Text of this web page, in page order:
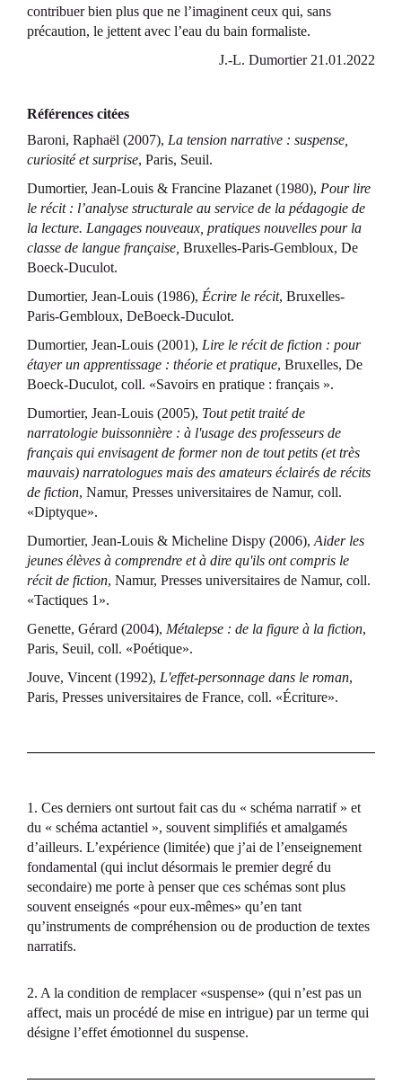
contribuer bien plus que ne l’imaginent ceux qui, sans
précaution, le jettent avec l’eau du bain formaliste.
J.-L. Dumortier 21.01.2022
Références citées
Baroni, Raphaël (2007), La tension narrative : suspense,
curiosité et surprise, Paris, Seuil.
Dumortier, Jean-Louis & Francine Plazanet (1980), Pour lire
le récit : l’analyse structurale au service de la pédagogie de
la lecture. Langages nouveaux, pratiques nouvelles pour la
classe de langue française, Bruxelles-Paris-Gembloux, De
Boeck-Duculot.
Dumortier, Jean-Louis (1986), Écrire le récit, Bruxelles-
Paris-Gembloux, DeBoeck-Duculot.
Dumortier, Jean-Louis (2001), Lire le récit de fiction : pour
étayer un apprentissage : théorie et pratique, Bruxelles, De
Boeck-Duculot, coll. «Savoirs en pratique : français ».
Dumortier, Jean-Louis (2005), Tout petit traité de
narratologie buissonnière : à l'usage des professeurs de
français qui envisagent de former non de tout petits (et très
mauvais) narratologues mais des amateurs éclairés de récits
de fiction, Namur, Presses universitaires de Namur, coll.
«Diptyque».
Dumortier, Jean-Louis & Micheline Dispy (2006), Aider les
jeunes élèves à comprendre et à dire qu'ils ont compris le
récit de fiction, Namur, Presses universitaires de Namur, coll.
«Tactiques 1».
Genette, Gérard (2004), Métalepse : de la figure à la fiction,
Paris, Seuil, coll. «Poétique».
Jouve, Vincent (1992), L'effet-personnage dans le roman,
Paris, Presses universitaires de France, coll. «Écriture».
1. Ces derniers ont surtout fait cas du « schéma narratif » et
du « schéma actantiel », souvent simplifiés et amalgamés
d’ailleurs. L’expérience (limitée) que j’ai de l’enseignement
fondamental (qui inclut désormais le premier degré du
secondaire) me porte à penser que ces schémas sont plus
souvent enseignés «pour eux-mêmes» qu’en tant
qu’instruments de compréhension ou de production de textes
narratifs.
2. A la condition de remplacer «suspense» (qui n’est pas un
affect, mais un procédé de mise en intrigue) par un terme qui
désigne l’effet émotionnel du suspense.